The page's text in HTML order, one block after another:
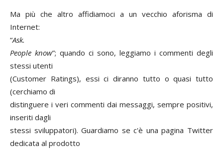
Ma più che altro affidiamoci a un vecchio aforisma di
Internet:
“Ask.
People know”; quando ci sono, leggiamo i commenti degli
stessi utenti
(Customer Ratings), essi ci diranno tutto o quasi tutto
(cerchiamo di
distinguere i veri commenti dai messaggi, sempre positivi,
inseriti dagli
stessi sviluppatori). Guardiamo se c'è una pagina Twitter
dedicata al prodotto